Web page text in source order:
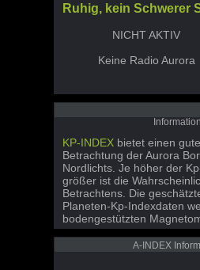
Ruhig, kein Schwerer
NICHT AKTIV
Keine Radio Aurora
Information
KP-INDEX bietet einen
Betrachtung der Aurora
Nordlichts. Je höher der
größer ist die
Betrachtens. Die
Planeten-Kp-Indexdaten
bodengestützten
A-INDEX